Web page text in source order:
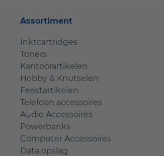
Assortiment
Inktcartridges
Toners
Kantoorartikelen
Hobby & Knutselen
Feestartikelen
Telefoon accessoires
Audio Accessoires
Powerbanks
Computer Accessoires
Data opslag